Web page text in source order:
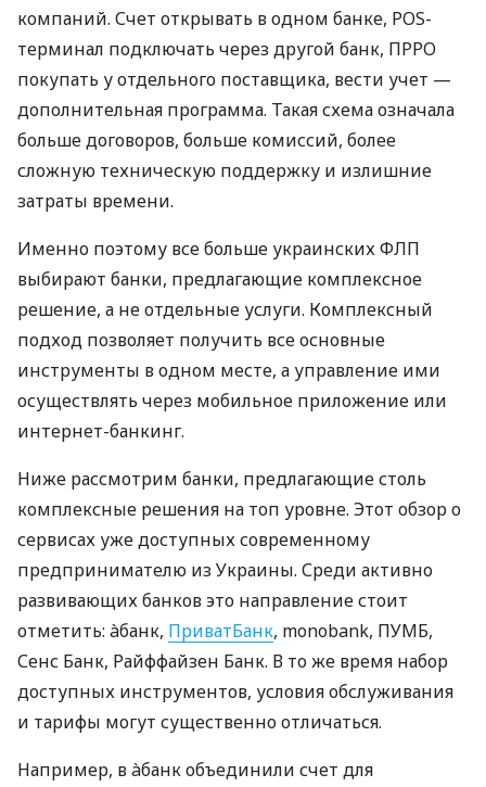
компаний. Счет открывать в одном банке, POS-
терминал подключать через другой банк, ПРРО
покупать у отдельного поставщика, вести учет —
дополнительная программа. Такая схема означала
больше договоров, больше комиссий, более
сложную техническую поддержку и излишние
затраты времени.
Именно поэтому все больше украинских ФЛП
выбирают банки, предлагающие комплексное
решение, а не отдельные услуги. Комплексный
подход позволяет получить все основные
инструменты в одном месте, а управление ими
осуществлять через мобильное приложение или
интернет-банкинг.
Ниже рассмотрим банки, предлагающие столь
комплексные решения на топ уровне. Этот обзор о
сервисах уже доступных современному
предпринимателю из Украины. Среди активно
развивающих банков это направление стоит
отметить: àбанк, ПриватБанк, monobank, ПУМБ,
Сенс Банк, Райффайзен Банк. В то же время набор
доступных инструментов, условия обслуживания
и тарифы могут существенно отличаться.
Например, в àбанк объединили счет для